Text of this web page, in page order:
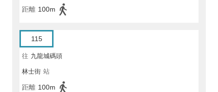
距離 100m
115
往 九龍城碼頭
林士街 站
距離 100m